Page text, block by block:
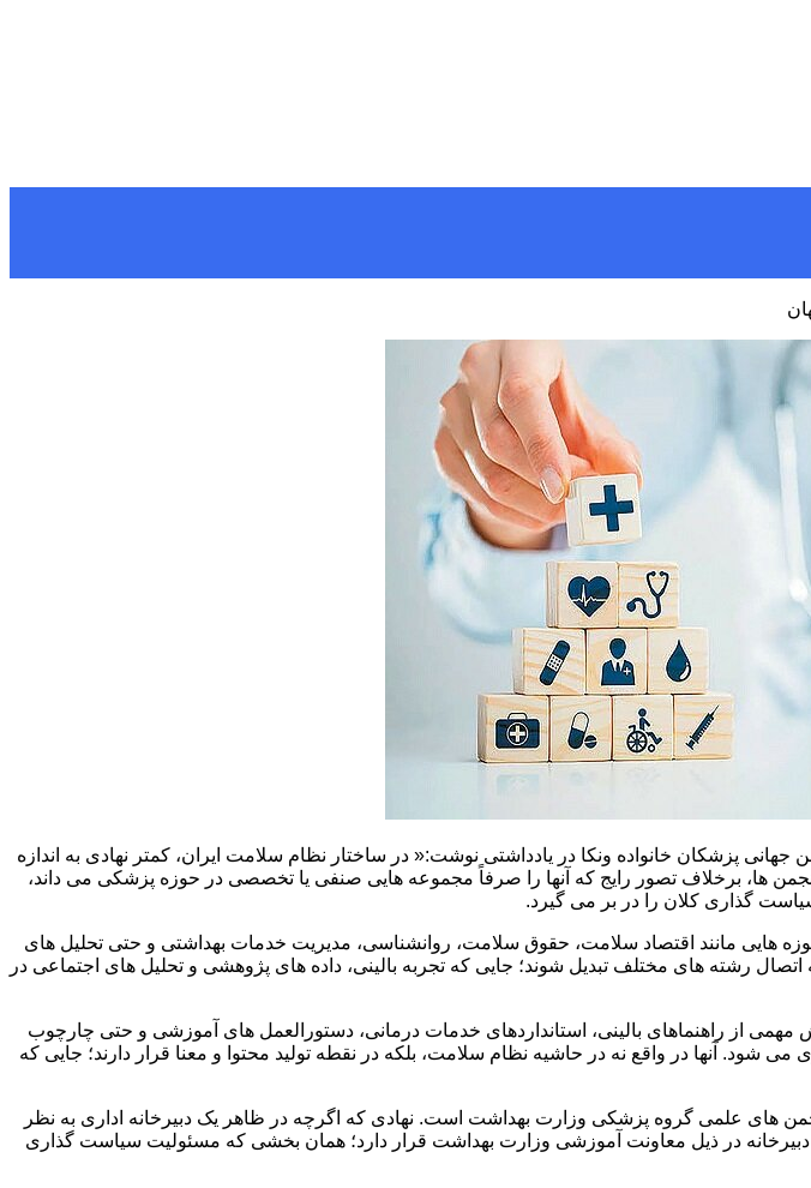
پزشکان خانواده ونکا در یادداشتی نوشت:« در ساختار نظام سلامت ایران، کمتر نهادی به اندازه
‌ها، برخلاف تصور رایج که آنها را صرفاً مجموعه ‌هایی صنفی یا تخصصی در حوزه پزشکی می‌ داند،
گذاری کلان را در بر می‌ گیرد.
هایی مانند اقتصاد سلامت، حقوق سلامت، روانشناسی، مدیریت خدمات بهداشتی و حتی تحلیل‌ های
رشته‌ های مختلف تبدیل شوند؛ جایی که تجربه بالینی، داده‌ های پژوهشی و تحلیل‌ های اجتماعی در
از راهنماهای بالینی، استانداردهای خدمات درمانی، دستورالعمل‌ های آموزشی و حتی چارچوب‌
آنها در واقع نه در حاشیه نظام سلامت، بلکه در نقطه تولید محتوا و معنا قرار دارند؛ جایی که
های علمی گروه پزشکی وزارت بهداشت است. نهادی که اگرچه در ظاهر یک دبیرخانه اداری به نظر
در ذیل معاونت آموزشی وزارت بهداشت قرار دارد؛ همان بخشی که مسئولیت سیاست‌ گذاری